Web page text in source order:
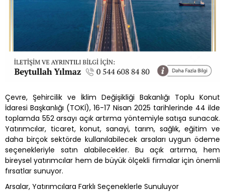
Çevre, Şehircilik ve İklim Değişikliği Bakanlığı Toplu Konut
İdaresi Başkanlığı (TOKİ), 16-17 Nisan 2025 tarihlerinde 44 ilde
toplamda 552 arsayı açık artırma yöntemiyle satışa sunacak.
Yatırımcılar, ticaret, konut, sanayi, tarım, sağlık, eğitim ve
daha birçok sektörde kullanılabilecek arsaları uygun ödeme
seçenekleriyle satın alabilecekler. Bu açık artırma, hem
bireysel yatırımcılar hem de büyük ölçekli firmalar için önemli
fırsatlar sunuyor.
Arsalar, Yatırımcılara Farklı Seçeneklerle Sunuluyor